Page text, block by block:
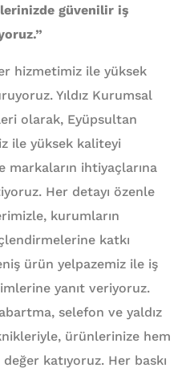
güvenilir iş
hizmetimiz ile yüksek
Yıldız Kurumsal
olarak, Eyüpsultan
ile yüksek kaliteyi
ihtiyaçlarına
Her detayı özenle
kurumların
katkı
ürün yelpazemiz ile iş
yanıt veriyoruz.
selefon ve yaldız
ürünlerinize hem
katıyoruz. Her baskı